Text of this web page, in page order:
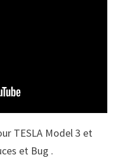
TESLA Model 3 et
et Bug .